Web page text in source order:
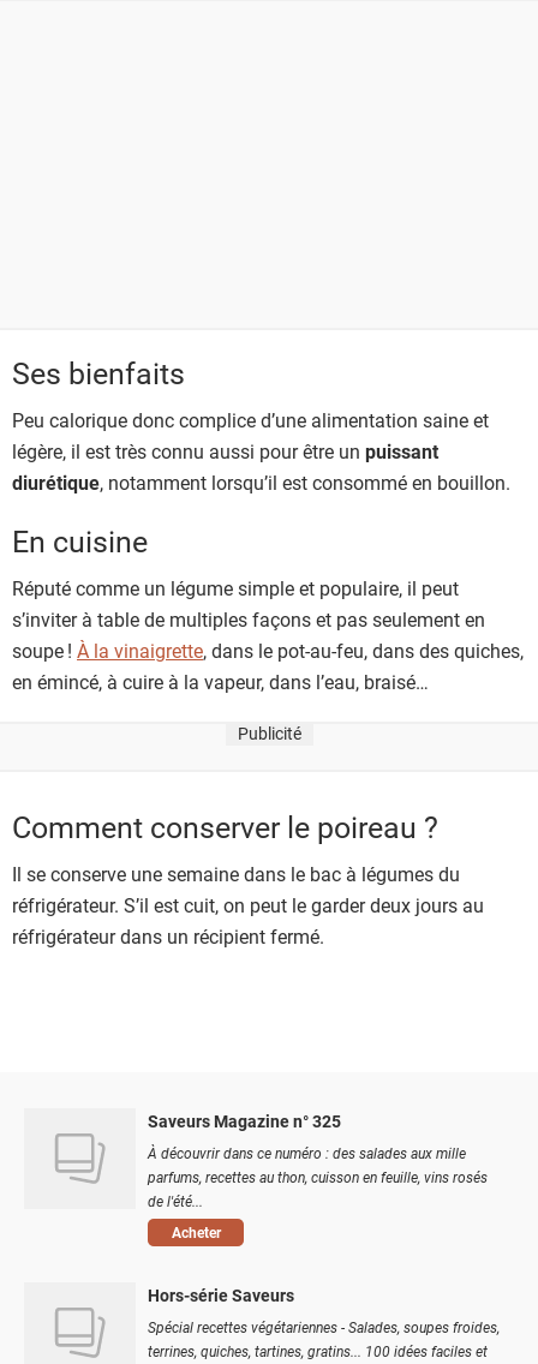
Ses bienfaits
Peu calorique donc complice d’une alimentation saine et
légère, il est très connu aussi pour être un puissant
diurétique, notamment lorsqu’il est consommé en bouillon.
En cuisine
Réputé comme un légume simple et populaire, il peut
s’inviter à table de multiples façons et pas seulement en
soupe ! À la vinaigrette, dans le pot-au-feu, dans des quiches,
en émincé, à cuire à la vapeur, dans l’eau, braisé…
Publicité
Comment conserver le poireau ?
Il se conserve une semaine dans le bac à légumes du
réfrigérateur. S’il est cuit, on peut le garder deux jours au
réfrigérateur dans un récipient fermé.
Saveurs Magazine n° 325
À découvrir dans ce numéro : des salades aux mille
parfums, recettes au thon, cuisson en feuille, vins rosés
de l'été...
Acheter
Hors-série Saveurs
Spécial recettes végétariennes - Salades, soupes froides,
terrines, quiches, tartines, gratins... 100 idées faciles et